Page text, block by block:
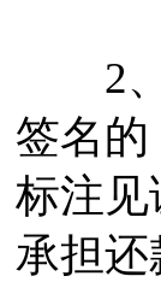
2、
签名
标注见
承担还